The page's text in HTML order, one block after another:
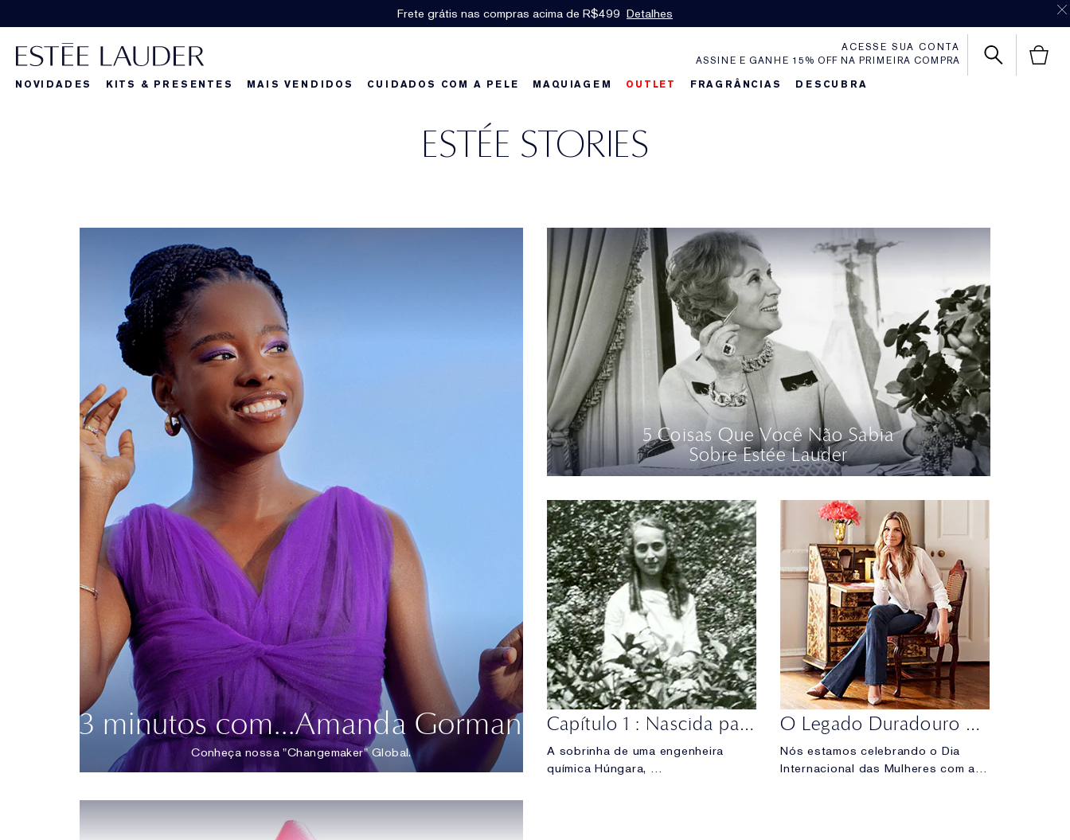
Dúvidas sobre produtos?Fale com um personal shopper
ASSINE E GANHE 15% OFF NA PRIMEIRA COMPRA
ACESSE SUA CONTA
NOVIDADES KITS & PRESENTES MAIS VENDIDOS CUIDADOS COM A PELE MAQUIAGEM OUTLET FRAGRÂNCIAS DESCUBRA
ESTÉE STORIES
3 minutos com...Amanda Gorman
Conheça nossa "Changemaker" Global.
5 Coisas Que Você Não Sabia
Sobre Estée Lauder
Capítulo 1 : Nascida para Beleza
A sobrinha de uma engenheira
química Húngara,
O Legado Duradouro de Estée
Nós estamos celebrando o Dia
Internacional das Mulheres com a